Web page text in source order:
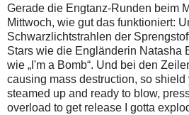
Gerade die Engtanz-Runden beim
Mittwoch, wie gut das funktioniert:
Schwarzlichtstrahlen der
Stars wie die Engländerin Natasha
wie „I'm a Bomb“. Und bei den
causing mass destruction, so shield
steamed up and ready to blow,
overload to get release I gotta